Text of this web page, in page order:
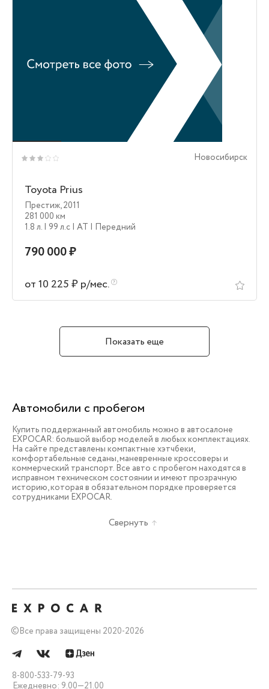
Новосибирск
Toyota Prius
Престиж,2011
281 000 км
1.8 л. | 99 л.c | AT | Передний
790 000 ₽
от 10 225 ₽ р/мес.
Показать еще
Автомобили с пробегом
Купить поддержанный автомобиль можно в автосалоне
EXPOCAR: большой выбор моделей в любых комплектациях.
На сайте представлены компактные хэтчбеки,
комфортабельные седаны, маневренные кроссоверы и
коммерческий транспорт. Все авто с пробегом находятся в
исправном техническом состоянии и имеют прозрачную
историю, которая в обязательном порядке проверяется
сотрудниками EXPOCAR.
Свернуть
©Все права защищены 2020-2026
8-800-533-79-93
Ежедневно: 9.00—21.00